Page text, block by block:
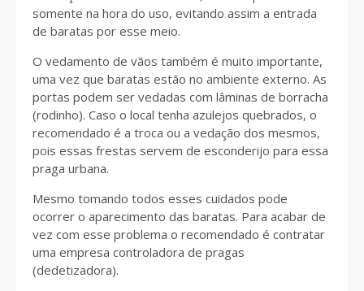
somente na hora do uso, evitando assim a entrada
de baratas por esse meio.
O vedamento de vãos também é muito importante,
uma vez que baratas estão no ambiente externo. As
portas podem ser vedadas com lâminas de borracha
(rodinho). Caso o local tenha azulejos quebrados, o
recomendado é a troca ou a vedação dos mesmos,
pois essas frestas servem de esconderijo para essa
praga urbana.
Mesmo tomando todos esses cuidados pode
ocorrer o aparecimento das baratas. Para acabar de
vez com esse problema o recomendado é contratar
uma empresa controladora de pragas
(dedetizadora).
payday loans in nevada